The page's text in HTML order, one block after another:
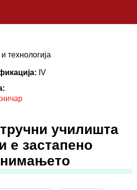
технологија
IV
училишта
е застапено